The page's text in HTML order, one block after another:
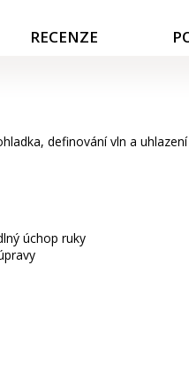
RECENZE
definování vln a
úchop ruky